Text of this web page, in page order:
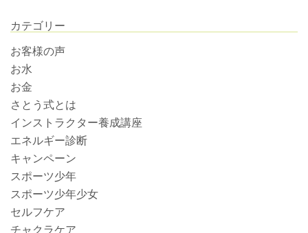
カテゴリー
お客様の声
お水
お金
さとう式とは
インストラクター養成講座
エネルギー診断
キャンペーン
スポーツ少年
スポーツ少年少女
セルフケア
チャクラケア